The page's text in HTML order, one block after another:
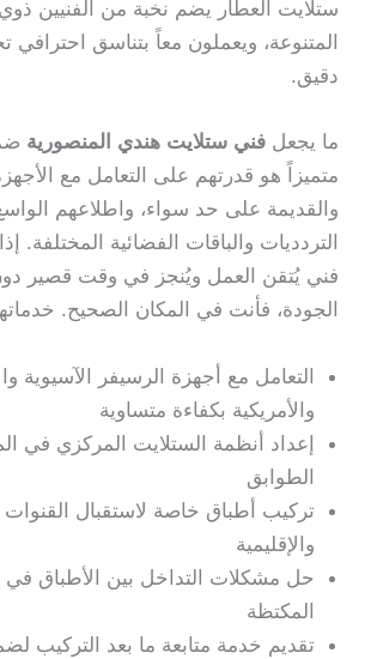
ستلايت العطار يضم نخبة من الفنيين
المتنوعة، ويعملون معاً بتناسق
دقيق.
ما يجعل فني ستلايت هندي المنصورية
متميزاً هو قدرتهم على التعامل مع
والقديمة على حد سواء، واطلاعهم
التردديات والباقات الفضائية
فني يُتقن العمل ويُنجز في وقت قصير
الجودة، فأنت في المكان الصحيح.
التعامل مع أجهزة الرسيفر الآسيوية
والأمريكية بكفاءة متساوية
إعداد أنظمة الستلايت المركزي في
الطوابق
تركيب أطباق خاصة لاستقبال القنوات
والإقليمية
حل مشكلات التداخل بين الأطباق في
المكتظة
تقديم خدمة متابعة ما بعد التركيب